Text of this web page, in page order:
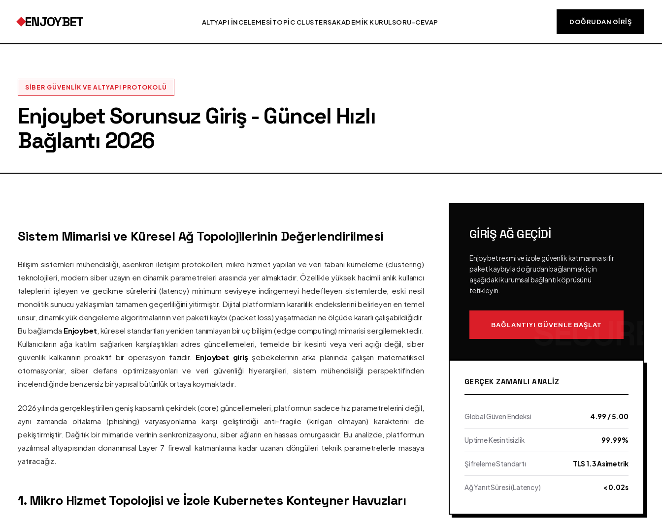
ENJOYBET ALTYAPI İNCELEMESITOPIC CLUSTERSAKADEMIK KURULSORU-CEVAP DOĞRUDAN GIRIŞ
SIBER GÜVENLIK VE ALTYAPI PROTOKOLÜ
Enjoybet Sorunsuz Giriş - Güncel Hızlı
Bağlantı 2026
Sistem Mimarisi ve Küresel Ağ Topolojilerinin Değerlendirilmesi
Bilişim sistemleri mühendisliği, asenkron iletişim protokolleri, mikro hizmet yapıları ve veri tabanı kümeleme (clustering)
teknolojileri, modern siber uzayın en dinamik parametreleri arasında yer almaktadır. Özellikle yüksek hacimli anlık kullanıcı
taleplerini işleyen ve gecikme sürelerini (latency) minimum seviyeye indirgemeyi hedefleyen sistemlerde, eski nesil
monolitik sunucu yaklaşımları tamamen geçerliliğini yitirmiştir. Dijital platformların kararlılık endekslerini belirleyen en temel
unsur, dinamik yük dengeleme algoritmalarının veri paketi kaybı (packet loss) yaşatmadan ne ölçüde kararlı çalışabildiğidir.
Bu bağlamda Enjoybet , küresel standartları yeniden tanımlayan bir uç bilişim (edge computing) mimarisi sergilemektedir.
Kullanıcıların ağa katılım sağlarken karşılaştıkları adres güncellemeleri, temelde bir kesinti veya veri açığı değil, siber
güvenlik kalkanının proaktif bir operasyon fazıdır. Enjoybet giriş şebekelerinin arka planında çalışan matematiksel
otomasyonlar, siber defans optimizasyonları ve veri güvenliği hiyerarşileri, sistem mühendisliği perspektifinden
incelendiğinde benzersiz bir yapısal bütünlük ortaya koymaktadır.
2026 yılında gerçekleştirilen geniş kapsamlı çekirdek (core) güncellemeleri, platformun sadece hız parametrelerini değil,
aynı zamanda oltalama (phishing) varyasyonlarına karşı geliştirdiği anti-fragile (kırılgan olmayan) karakterini de
pekiştirmiştir. Dağıtık bir mimaride verinin senkronizasyonu, siber ağların en hassas omurgasıdır. Bu analizde, platformun
yazılımsal altyapısından donanımsal Layer 7 firewall katmanlarına kadar uzanan döngüleri teknik parametrelerle masaya
yatıracağız.
1. Mikro Hizmet Topolojisi ve İzole Kubernetes Konteyner Havuzları
GIRIŞ AĞ GEÇIDI
Enjoybet resmi ve izole güvenlik katmanına sıfır
paket kaybıyla doğrudan bağlanmak için
aşağıdaki kurumsal bağlantı köprüsünü
tetikleyin.
BAĞLANTIYI GÜVENLE BAŞLAT
GERÇEK ZAMANLI ANALIZ
Global Güven Endeksi 4.99 / 5.00
Uptime Kesintisizlik 99.99%
Şifreleme Standartı TLS 1.3 Asimetrik
Ağ Yanıt Süresi (Latency) < 0.02s